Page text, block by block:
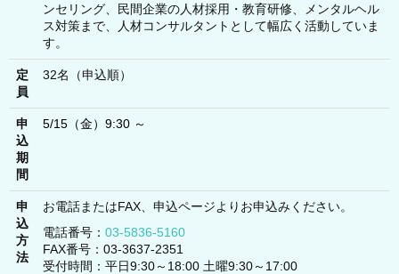
ンセリング、民間企業の人材採用・教育研修、メンタルヘル
ス対策まで、人材コンサルタントとして幅広く活動していま
す。
定
員
32名（申込順）
申
込
期
間
5/15（金）9:30 ～
申
込
方
法
お電話またはFAX、申込ページよりお申込みください。
電話番号： 03-5836-5160
FAX番号：03-3637-2351
受付時間：平日9:30～18:00 土曜9:30～17:00